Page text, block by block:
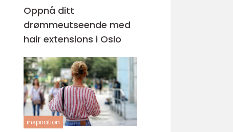
Oppnå ditt
drømmeutseende med
hair extensions i Oslo
inspiration